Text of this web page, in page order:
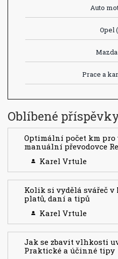
Auto
Opel
Mazda
Prace a
Oblíbené
Optimální počet km pro
manuální převodovce
Karel Vrtule
Kolik si vydělá svářeč v
platů, daní a tipů
Karel Vrtule
Jak se zbavit vlhkosti
Praktické a účinné tipy